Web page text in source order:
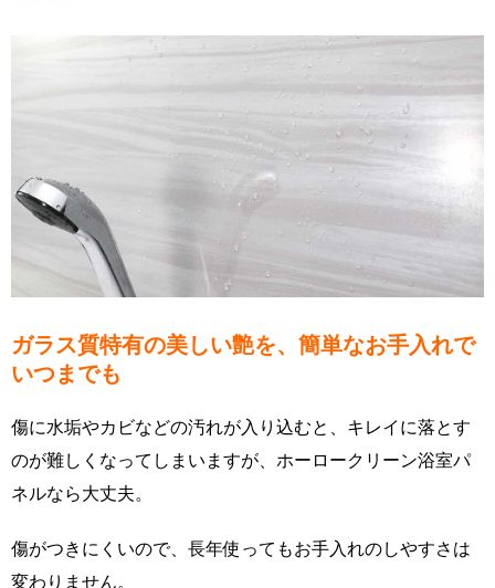
ガラス質特有の美しい艶を、簡単なお手入れで
いつまでも
傷に水垢やカビなどの汚れが入り込むと、キレイに落とす
のが難しくなってしまいますが、ホーロークリーン浴室パ
ネルなら大丈夫。
傷がつきにくいので、長年使ってもお手入れのしやすさは
変わりません。